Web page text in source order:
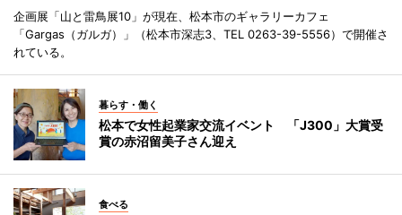
企画展「山と雷鳥展10」が現在、松本市のギャラリーカフェ
「Gargas（ガルガ）」（松本市深志3、TEL 0263-39-5556）で開催さ
れている。
暮らす・働く
松本で女性起業家交流イベント 「J300」大賞受
賞の赤沼留美子さん迎え
食べる